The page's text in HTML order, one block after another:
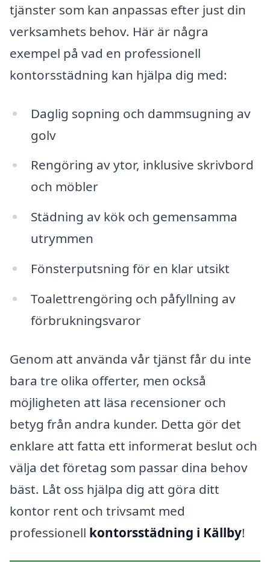
tjänster som kan anpassas efter just din
verksamhets behov. Här är några
exempel på vad en professionell
kontorsstädning kan hjälpa dig med:
Daglig sopning och dammsugning av
golv
Rengöring av ytor, inklusive skrivbord
och möbler
Städning av kök och gemensamma
utrymmen
Fönsterputsning för en klar utsikt
Toalettrengöring och påfyllning av
förbrukningsvaror
Genom att använda vår tjänst får du inte
bara tre olika offerter, men också
möjligheten att läsa recensioner och
betyg från andra kunder. Detta gör det
enklare att fatta ett informerat beslut och
välja det företag som passar dina behov
bäst. Låt oss hjälpa dig att göra ditt
kontor rent och trivsamt med
professionell kontorsstädning i Källby!